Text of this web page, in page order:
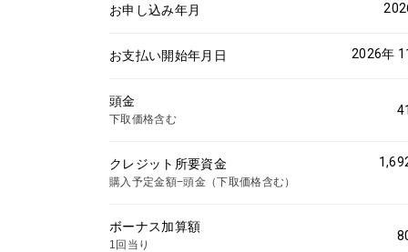
お申し込み年月
お支払い開始年月日 2026年
頭金
下取価格含む
クレジット所要資金
購入予定金額−頭金（下取価格含む）
ボーナス加算額
1回当り